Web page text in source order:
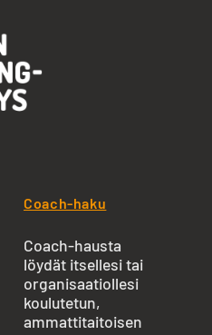
Coach-haku
Coach-hausta
löydät itsellesi tai
organisaatiollesi
koulutetun,
ammattitaitoisen